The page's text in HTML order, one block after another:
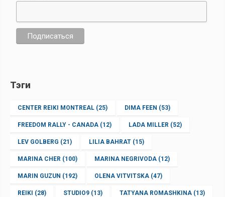
Тэги
CENTER REIKI MONTREAL (25) DIMA FEEN (53)
FREEDOM RALLY - CANADA (12) LADA MILLER (52)
LEV GOLBERG (21) LILIA BAHRAT (15)
MARINA CHER (100) MARINA NEGRIVODA (12)
MARIN GUZUN (192) OLENA VITVITSKA (47)
REIKI (28) STUDIO9 (13) TATYANA ROMASHKINA (13)